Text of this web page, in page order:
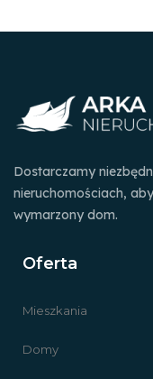
Dostarczamy
nieruchomościach,
wymarzony dom.
Oferta
Mieszkania
Domy